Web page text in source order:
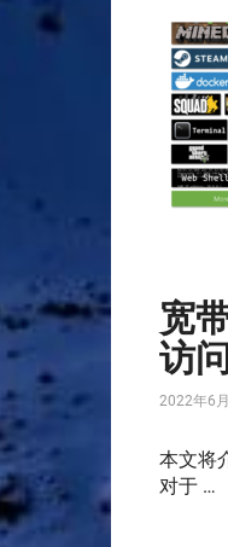
宽
访
2022年6
本文将
对于 …